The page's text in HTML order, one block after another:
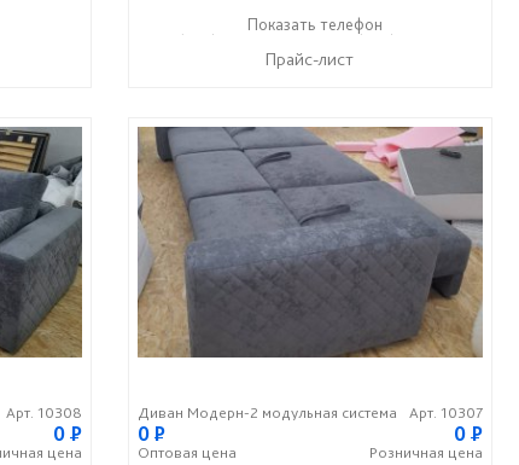
99-95 +7 (999) 611-98-99 ☎+7 (999) 610-99-95
Показать телефон
Прайс-лист
Арт. 10308
0 P
цена
Диван Модерн-2 модульная система Арт. 10307
0P
Оптовая цена
0 P
Розничная цена